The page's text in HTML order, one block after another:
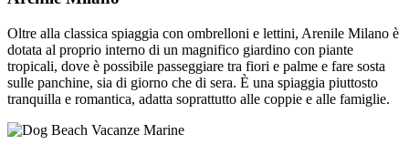
Oltre alla classica spiaggia con ombrelloni e lettini, Arenile Milano è
dotata al proprio interno di un magnifico giardino con piante
tropicali, dove è possibile passeggiare tra fiori e palme e fare sosta
sulle panchine, sia di giorno che di sera. È una spiaggia piuttosto
tranquilla e romantica, adatta soprattutto alle coppie e alle famiglie.